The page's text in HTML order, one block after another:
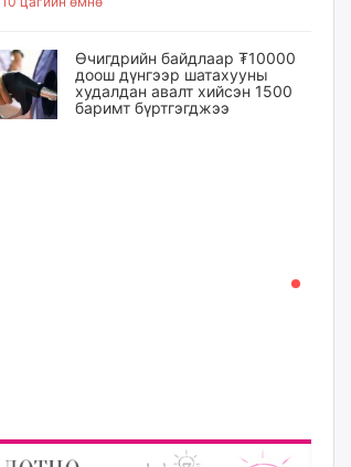
Өчигдрийн байдлаар ₮10000
доош дүнгээр шатахууны
худалдан авалт хийсэн 1500
баримт бүртгэгджээ